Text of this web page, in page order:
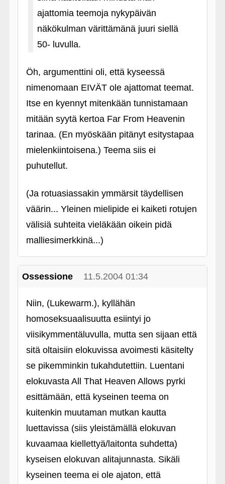
ajattomia teemoja nykypäivän
näkökulman värittämänä juuri siellä
50- luvulla.
Öh, argumenttini oli, että kyseessä
nimenomaan EIVÄT ole ajattomat teemat.
Itse en kyennyt mitenkään tunnistamaan
mitään syytä kertoa Far From Heavenin
tarinaa. (En myöskään pitänyt esitystapaa
mielenkiintoisena.) Teema siis ei
puhutellut.
(Ja rotuasiassakin ymmärsit täydellisen
väärin... Yleinen mielipide ei kaiketi rotujen
välisiä suhteita vieläkään oikein pidä
malliesimerkkinä...)
Ossessione 11.5.2004 01:34
Niin, (Lukewarm.), kyllähän
homoseksuaalisuutta esiintyi jo
viisikymmentäluvulla, mutta sen sijaan että
sitä oltaisiin elokuvissa avoimesti käsitelty
se pikemminkin tukahdutettiin. Luentani
elokuvasta All That Heaven Allows pyrki
esittämään, että kyseinen teema on
kuitenkin muutaman mutkan kautta
luettavissa (siis yleistämällä elokuvan
kuvaamaa kiellettyä/laitonta suhdetta)
kyseisen elokuvan alitajunnasta. Sikäli
kyseinen teema ei ole ajaton, että